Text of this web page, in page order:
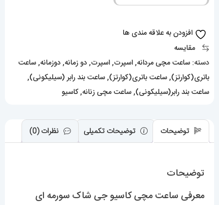
ای
Casio
Shock
Ga-
افزودن به علاقه مندی ها
مقایسه
دسته: ساعت مچی مردانه,اسپرت,اسپرت,دو زمانه,دوزمانه,ساعت
باتری(کوارتز),ساعت باتری(کوارتز),ساعت بند رابر (سیلیکونی),
ساعت بند رابر(سیلیکونی),ساعت مچی زنانه,کاسیو
توضیحات توضیحات تکمیلی نظرات (0)
توضیحات
معرفی ساعت مچی کاسیو جی شاک سورمه ای